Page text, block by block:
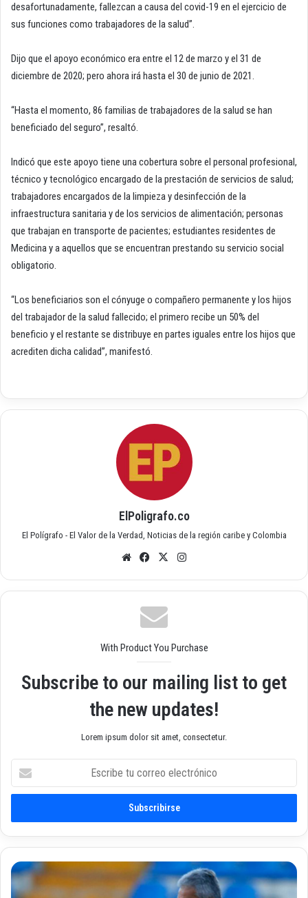
desafortunadamente, fallezcan a causa del covid-19 en el ejercicio de
sus funciones como trabajadores de la salud”.
Dijo que el apoyo económico era entre el 12 de marzo y el 31 de
diciembre de 2020; pero ahora irá hasta el 30 de junio de 2021.
“Hasta el momento, 86 familias de trabajadores de la salud se han
beneficiado del seguro”, resaltó.
Indicó que este apoyo tiene una cobertura sobre el personal profesional,
técnico y tecnológico encargado de la prestación de servicios de salud;
trabajadores encargados de la limpieza y desinfección de la
infraestructura sanitaria y de los servicios de alimentación; personas
que trabajan en transporte de pacientes; estudiantes residentes de
Medicina y a aquellos que se encuentran prestando su servicio social
obligatorio.
“Los beneficiarios son el cónyuge o compañero permanente y los hijos
del trabajador de la salud fallecido; el primero recibe un 50% del
beneficio y el restante se distribuye en partes iguales entre los hijos que
acrediten dicha calidad”, manifestó.
ElPoligrafo.co
El Polígrafo - El Valor de la Verdad, Noticias de la región caribe y Colombia
Siti
we
b
Fac
ok
X
am
With Product You Purchase
Subscribe to our mailing list to get
the new updates!
Lorem ipsum dolor sit amet, consectetur.
c
i
b
t
u
F